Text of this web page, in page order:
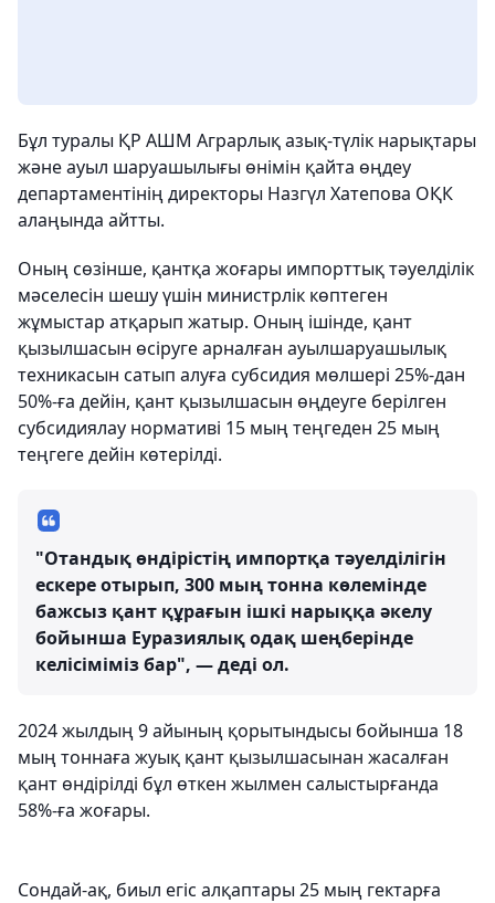
Бұл туралы ҚР АШМ Аграрлық азық-түлік нарықтары
және ауыл шаруашылығы өнімін қайта өңдеу
департаментінің директоры Назгүл Хатепова ОҚК
алаңында айтты.
Оның сөзінше, қантқа жоғары импорттық тәуелділік
мәселесін шешу үшін министрлік көптеген
жұмыстар атқарып жатыр. Оның ішінде, қант
қызылшасын өсіруге арналған ауылшаруашылық
техникасын сатып алуға субсидия мөлшері 25%-дан
50%-ға дейін, қант қызылшасын өңдеуге берілген
субсидиялау нормативі 15 мың теңгеден 25 мың
теңгеге дейін көтерілді.
"Отандық өндірістің импортқа тәуелділігін
ескере отырып, 300 мың тонна көлемінде
бажсыз қант құрағын ішкі нарыққа әкелу
бойынша Еуразиялық одақ шеңберінде
келісіміміз бар", — деді ол.
2024 жылдың 9 айының қорытындысы бойынша 18
мың тоннаға жуық қант қызылшасынан жасалған
қант өндірілді бұл өткен жылмен салыстырғанда
58%-ға жоғары.
Сондай-ақ, биыл егіс алқаптары 25 мың гектарға